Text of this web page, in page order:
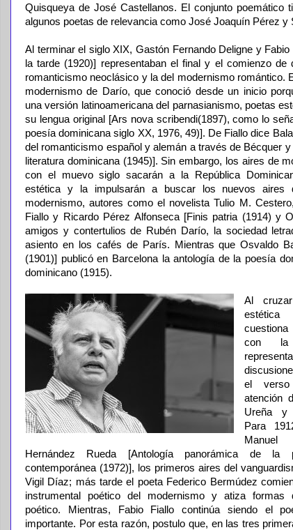
Quisqueya de José Castellanos. El conjunto poemático
algunos poetas de relevancia como José Joaquín Pérez y
Al terminar el siglo XIX, Gastón Fernando Deligne y
la tarde (1920)] representaban el final y el comienzo de
romanticismo neoclásico y la del modernismo romántico.
modernismo de Darío, que conoció desde un inicio
una versión latinoamericana del parnasianismo, poetas
su lengua original [Ars nova scribendi(1897), como lo
poesía dominicana siglo XX, 1976, 49)]. De Fiallo dice
del romanticismo español y alemán a través de Bécquer
literatura dominicana (1945)]. Sin embargo, los aires de
con el muevo siglo sacarán a la República
estética y la impulsarán a buscar los nuevos aires
modernismo, autores como el novelista Tulio M.
Fiallo y Ricardo Pérez Alfonseca [Finis patria (1914) y
amigos y contertulios de Rubén Darío, la sociedad
asiento en los cafés de París. Mientras que Osvaldo
(1901)] publicó en Barcelona la antología de la poesía
dominicano (1915).
Al
con
el
atención
Ureña y
Para
Hernández Rueda [Antología panorámica de la
contemporánea (1972)], los primeros aires del
Vigil Díaz; más tarde el poeta Federico Bermúdez
instrumental poético del modernismo y atiza formas
poético. Mientras, Fabio Fiallo continúa siendo el
importante. Por esta razón, postulo que, en las tres